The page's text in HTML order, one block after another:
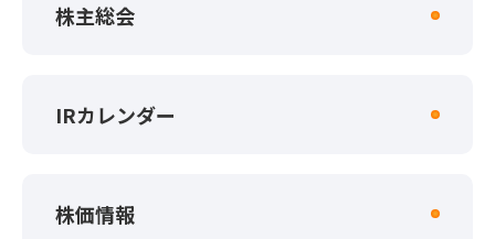
株主総会
IRカレンダー
株価情報